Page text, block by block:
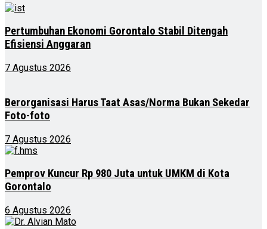
Pertumbuhan Ekonomi Gorontalo Stabil Ditengah
Efisiensi Anggaran
7 Agustus 2026
Berorganisasi Harus Taat Asas/Norma Bukan Sekedar
Foto-foto
7 Agustus 2026
Pemprov Kuncur Rp 980 Juta untuk UMKM di Kota
Gorontalo
6 Agustus 2026